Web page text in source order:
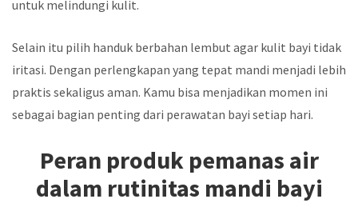
untuk melindungi kulit.
Selain itu pilih handuk berbahan lembut agar kulit bayi tidak
iritasi. Dengan perlengkapan yang tepat mandi menjadi lebih
praktis sekaligus aman. Kamu bisa menjadikan momen ini
sebagai bagian penting dari perawatan bayi setiap hari.
Peran produk pemanas air
dalam rutinitas mandi bayi